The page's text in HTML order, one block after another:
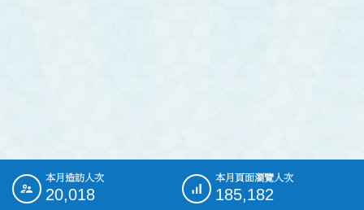
::: 本月造訪人次
20,018
本月頁面瀏覽人次
185,182